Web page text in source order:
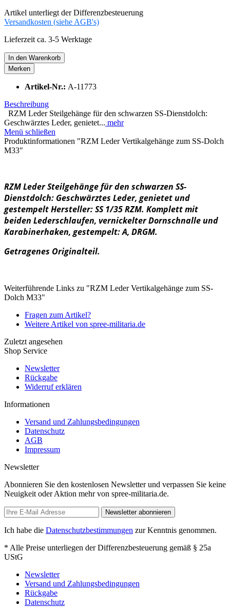
Artikel unterliegt der Differenzbesteuerung
Versandkosten (siehe AGB's)
Lieferzeit ca. 3-5 Werktage
In den Warenkorb
Merken
Artikel-Nr.: A-11773
Beschreibung
RZM Leder Steilgehänge für den schwarzen SS-Dienstdolch:
Geschwärztes Leder, genietet... mehr
Menü schließen
Produktinformationen "RZM Leder Vertikalgehänge zum SS-Dolch
M33"
RZM Leder Steilgehänge für den schwarzen SS-
Dienstdolch: Geschwärztes Leder, genietet und
gestempelt Hersteller: SS 1/35 RZM. Komplett mit
beiden Lederschlaufen, vernickelter Dornschnalle und
Karabinerhaken, gestempelt: A, DRGM.
Getragenes Originalteil.
Weiterführende Links zu "RZM Leder Vertikalgehänge zum SS-
Dolch M33"
Fragen zum Artikel?
Weitere Artikel von spree-militaria.de
Zuletzt angesehen
Shop Service
Newsletter
Rückgabe
Widerruf erklären
Informationen
Versand und Zahlungsbedingungen
Datenschutz
AGB
Impressum
Newsletter
Abonnieren Sie den kostenlosen Newsletter und verpassen Sie keine
Neuigkeit oder Aktion mehr von spree-militaria.de.
Newsletter abonnieren
Ich habe die Datenschutzbestimmungen zur Kenntnis genommen.
* Alle Preise unterliegen der Differenzbesteuerung gemäß § 25a
UStG
Newsletter
Versand und Zahlungsbedingungen
Rückgabe
Datenschutz